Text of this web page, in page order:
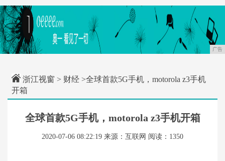
广告
浙江视窗 > 财经 >全球首款5G手机，motorola z3手机
开箱
全球首款5G手机，motorola z3手机开箱
2020-07-06 08:22:19 来源：互联网 阅读：1350